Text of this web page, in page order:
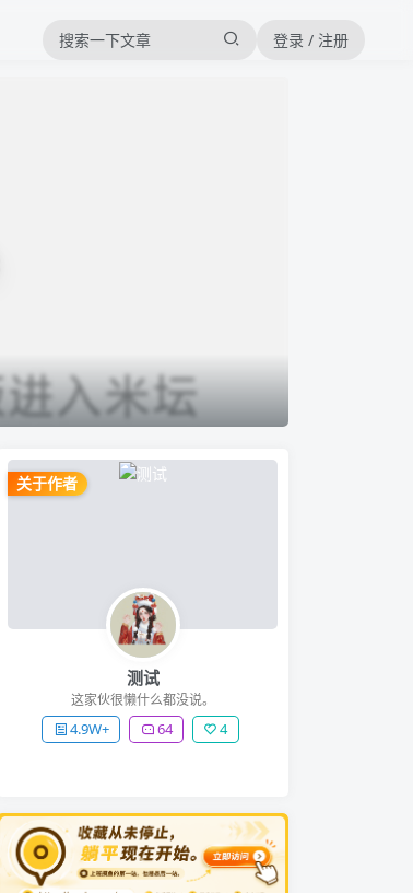
登录 / 注册
关于作者
测试
这家伙很懒什么都没说。
4.9W+ 64 4